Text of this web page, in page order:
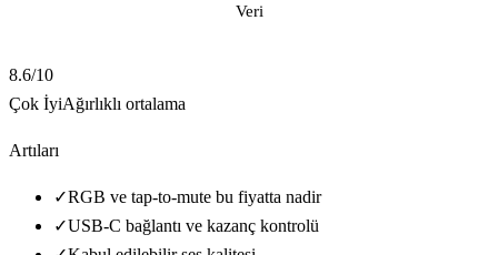
Veri
8.6/10
Çok İyiAğırlıklı ortalama
Artıları
✓RGB ve tap-to-mute bu fiyatta nadir
✓USB-C bağlantı ve kazanç kontrolü